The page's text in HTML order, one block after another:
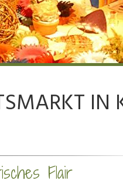
IN
Flair